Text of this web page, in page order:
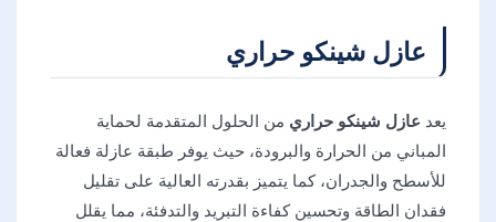
عازل شينكو حراري
يعد عازل شينكو حراري من الحلول المتقدمة لحماية
المباني من الحرارة والبرودة، حيث يوفر طبقة عازلة فعالة
للأسطح والجدران، كما يتميز بقدرته العالية على تقليل
فقدان الطاقة وتحسين كفاءة التبريد والتدفئة، مما يقلل